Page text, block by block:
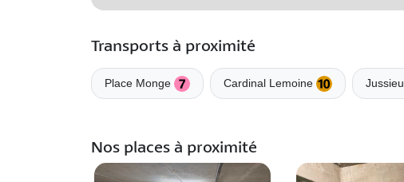
Transports à proximité
Place Monge Cardinal Lemoine Jussieu
Nos places à proximité